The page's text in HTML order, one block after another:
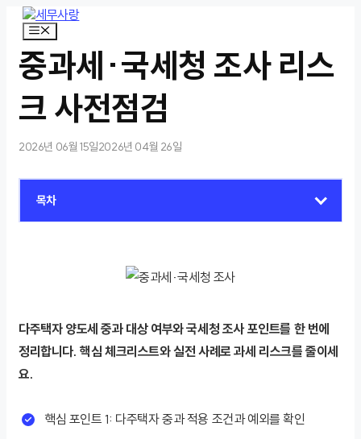
메
뉴
중과세·국세청 조사 리스
크 사전점검
2026년 06월 15일2026년 04월 26일
목차
다주택자 양도세 중과 대상 여부와 국세청 조사 포인트를 한 번에
정리합니다. 핵심 체크리스트와 실전 사례로 과세 리스크를 줄이세
요.
핵심 포인트 1: 다주택자 중과 적용 조건과 예외를 확인